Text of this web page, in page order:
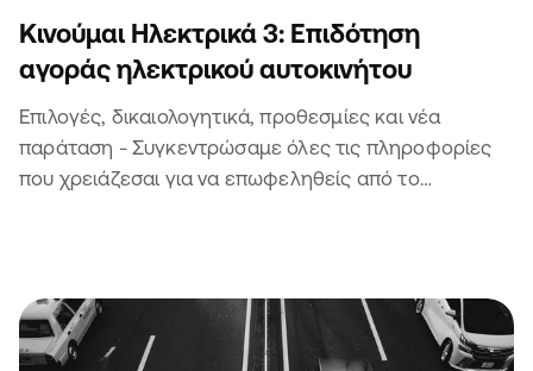
Κινούμαι Ηλεκτρικά 3: Επιδότηση
αγοράς ηλεκτρικού αυτοκινήτου
Επιλογές, δικαιολογητικά, προθεσμίες και νέα
παράταση - Συγκεντρώσαμε όλες τις πληροφορίες
που χρειάζεσαι για να επωφεληθείς από το